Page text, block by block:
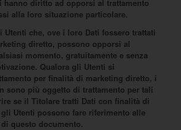
hanno diritto ad opporsi al trattamento
alla loro situazione particolare.
Utenti che, ove i loro Dati fossero trattati
diretto, possono opporsi al
momento, gratuitamente e senza
Qualora gli Utenti si
per finalità di marketing diretto, i
sono più oggetto di trattamento per tali
se il Titolare tratti Dati con finalità di
Utenti possono fare riferimento alle
questo documento.